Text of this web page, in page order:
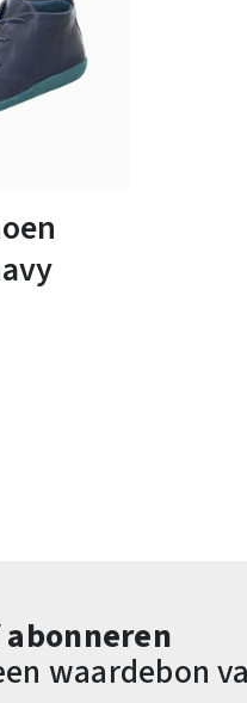
waardebon